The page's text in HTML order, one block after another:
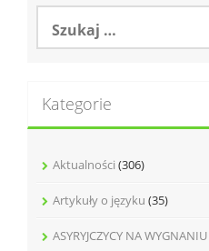
Kategorie
Aktualności (306)
Artykuły o języku (35)
ASYRYJCZYCY NA WYGNANIU